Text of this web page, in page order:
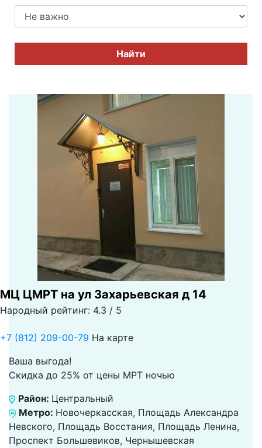
Найти
МЦ ЦМРТ на ул Захарьевская д 14
Народный рейтинг: 4.3 / 5
+7 (812) 209-00-79 На карте
Ваша выгода!
Скидка до 25% от цены МРТ ночью
Район: Центральный
Метро: Новочеркасская, Площадь Александра
Невского, Площадь Восстания, Площадь Ленина,
Проспект Большевиков, Чернышевская